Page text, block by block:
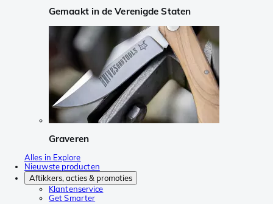
Gemaakt in de Verenigde Staten
Graveren
Alles in Explore
Nieuwste producten
Aftikkers, acties & promoties
Klantenservice
Get Smarter